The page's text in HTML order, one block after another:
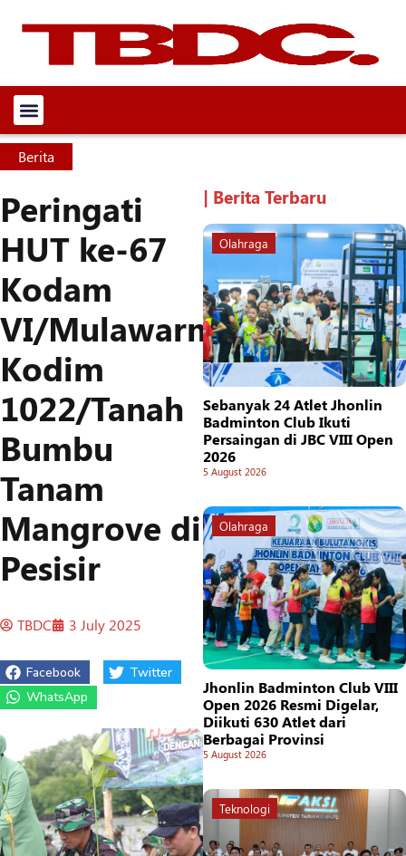
Berita
Peringati
HUT ke-67
Kodam
VI/Mulawarman,
Kodim
1022/Tanah
Bumbu
Tanam
Mangrove di
Pesisir
TBDC 3 July 2025
Facebook
Twitter
WhatsApp
| Berita Terbaru
Olahraga
Sebanyak 24 Atlet Jhonlin
Badminton Club Ikuti
Persaingan di JBC VIII Open
2026
5 August 2026
Olahraga
Jhonlin Badminton Club VIII
Open 2026 Resmi Digelar,
Diikuti 630 Atlet dari
Berbagai Provinsi
5 August 2026
Teknologi